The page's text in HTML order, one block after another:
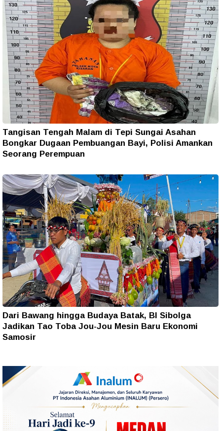
Tangisan Tengah Malam di Tepi Sungai Asahan
Bongkar Dugaan Pembuangan Bayi, Polisi Amankan
Seorang Perempuan
Dari Bawang hingga Budaya Batak, BI Sibolga
Jadikan Tao Toba Jou-Jou Mesin Baru Ekonomi
Samosir